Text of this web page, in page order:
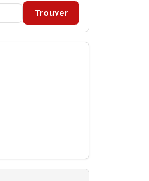
Trouver